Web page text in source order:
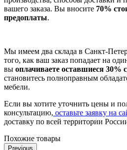
вашего заказа. Вы вносите 70%
предоплаты.
Мы имеем два склада в Санкт-
того, как ваш заказ попадает на
вы оплачиваете оставшиеся 30%
становитесь полноправным
мебели.
Если вы хотите уточнить цены и
консультацию, оставьте заявку на
доставку по всей территории
Похожие товары
Previous